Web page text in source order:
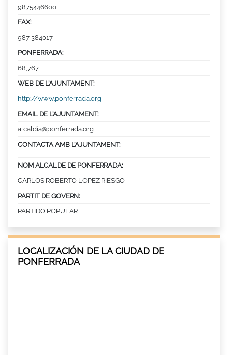
9875446600
FAX:
987 384017
PONFERRADA:
68,767
WEB DE L’AJUNTAMENT:
http://www.ponferrada.org
EMAIL DE L’AJUNTAMENT:
alcaldia@ponferrada.org
CONTACTA AMB L’AJUNTAMENT:
NOM ALCALDE DE PONFERRADA:
CARLOS ROBERTO LOPEZ RIESGO
PARTIT DE GOVERN:
PARTIDO POPULAR
LOCALIZACIÓN DE LA CIUDAD DE
PONFERRADA